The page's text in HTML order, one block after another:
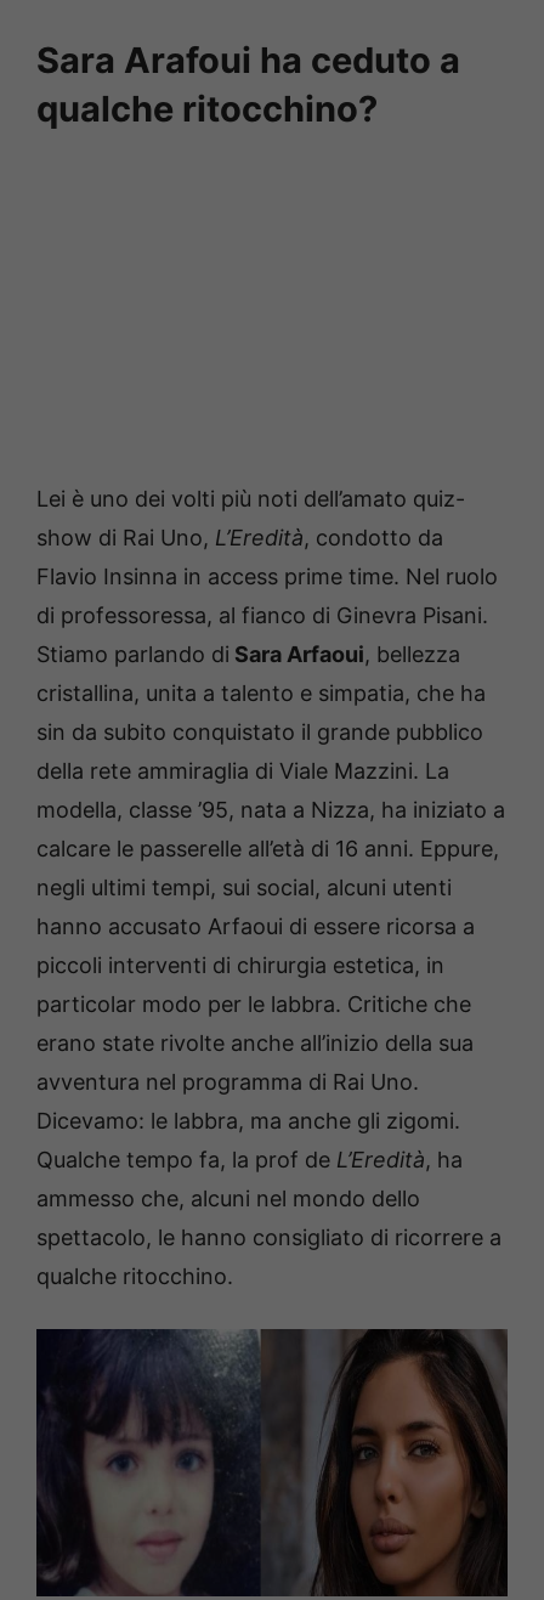
Sara Arafoui ha ceduto a
qualche ritocchino?
Lei è uno dei volti più noti dell’amato quiz-
show di Rai Uno, L’Eredità, condotto da
Flavio Insinna in access prime time. Nel ruolo
di professoressa, al fianco di Ginevra Pisani.
Stiamo parlando di Sara Arfaoui, bellezza
cristallina, unita a talento e simpatia, che ha
sin da subito conquistato il grande pubblico
della rete ammiraglia di Viale Mazzini. La
modella, classe ’95, nata a Nizza, ha iniziato a
calcare le passerelle all’età di 16 anni. Eppure,
negli ultimi tempi, sui social, alcuni utenti
hanno accusato Arfaoui di essere ricorsa a
piccoli interventi di chirurgia estetica, in
particolar modo per le labbra. Critiche che
erano state rivolte anche all’inizio della sua
avventura nel programma di Rai Uno.
Dicevamo: le labbra, ma anche gli zigomi.
Qualche tempo fa, la prof de L’Eredità, ha
ammesso che, alcuni nel mondo dello
spettacolo, le hanno consigliato di ricorrere a
qualche ritocchino.